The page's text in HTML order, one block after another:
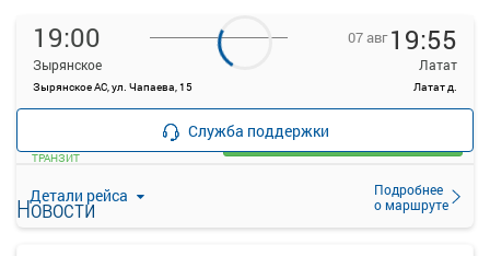
19:00
Зырянское
Зырянское АС, ул. Чапаева, 15
07 авг 19:55
Латат
Латат д.
Детали рейса
Подробнее
о маршруте
—
ТРАНЗИТ
Загрузить цену
Служба поддержки
Новости